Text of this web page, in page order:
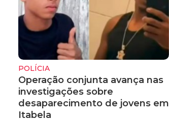
POLÍCIA
Operação conjunta avança nas
investigações sobre
desaparecimento de jovens em
Itabela